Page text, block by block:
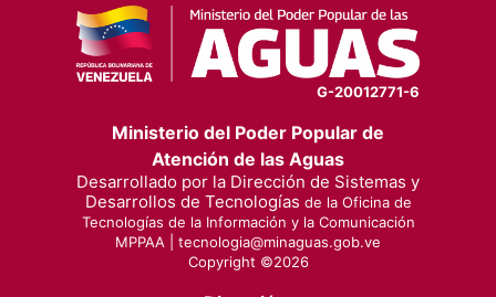
G-20012771-6
Ministerio del Poder Popular de
Atención de las Aguas
Desarrollado por la Dirección de Sistemas y
Desarrollos de Tecnologías de la Oficina de
Tecnologías de la Información y la Comunicación
MPPAA | tecnologia@minaguas.gob.ve
Copyright ©2026